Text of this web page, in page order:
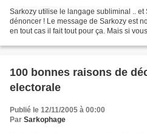
Sarkozy utilise le langage subliminal .. et
dénoncer ! Le message de Sarkozy est
en tout cas il fait tout pour ça. Mais si
100 bonnes raisons de
electorale
Publié le 12/11/2005 à 00:00
Par Sarkophage